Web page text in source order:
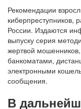
Рекомендации
России. Издаются
выпуску серия
жертвой мошенников,
банкоматами,
электронными
сообщения.
В